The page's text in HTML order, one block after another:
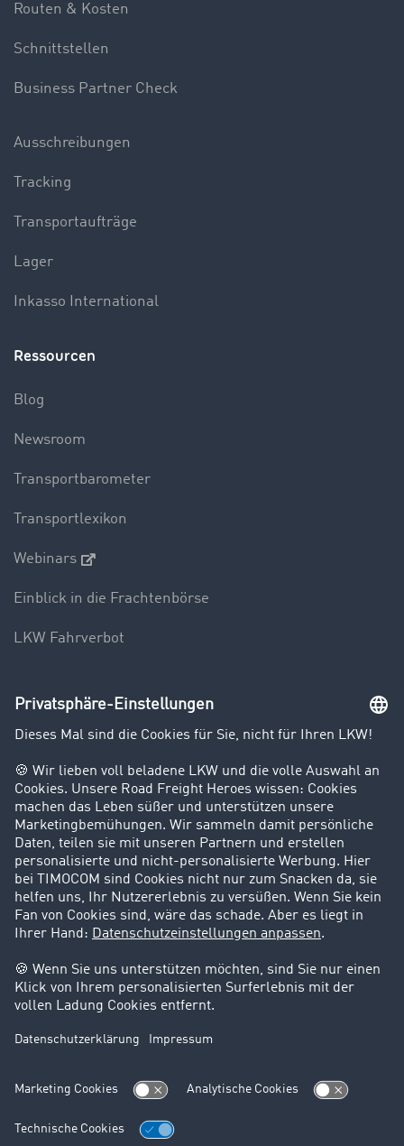
Routen & Kosten
Schnittstellen
Business Partner Check
Ausschreibungen
Tracking
Transportaufträge
Lager
Inkasso International
Ressourcen
Blog
Newsroom
Transportbarometer
Transportlexikon
Webinars
Einblick in die Frachtenbörse
LKW Fahrverbot
Unternehmen
Kunden werben Kunden
Success Stories
Karriere
Support
Kontakt
Rechtliches
Impressum
AGB